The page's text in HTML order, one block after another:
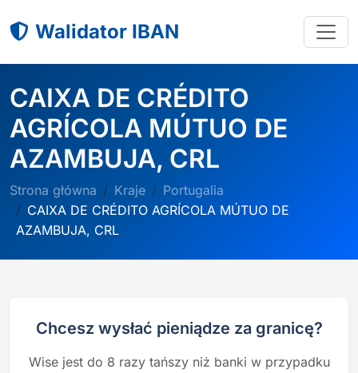
Walidator IBAN
CAIXA DE CRÉDITO
AGRÍCOLA MÚTUO DE
AZAMBUJA, CRL
Strona główna Kraje
Portugalia
CAIXA DE CRÉDITO AGRÍCOLA MÚTUO DE
AZAMBUJA, CRL
Chcesz wysłać pieniądze za granicę?
Wise jest do 8 razy tańszy niż banki w przypadku